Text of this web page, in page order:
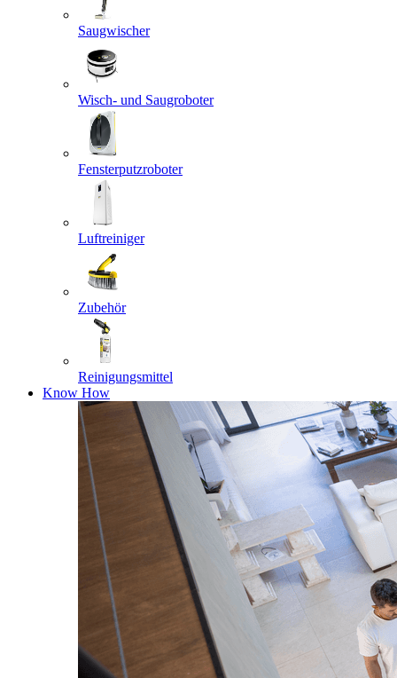
Saugwischer
Wisch- und Saugroboter
Fensterputzroboter
Luftreiniger
Zubehör
Reinigungsmittel
Know How